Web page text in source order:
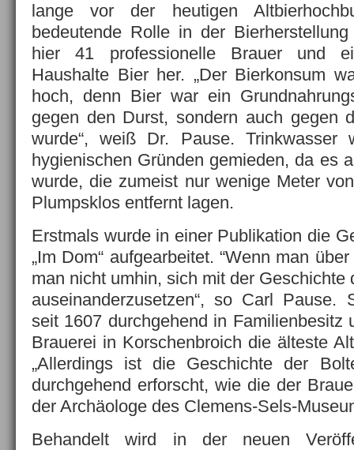
lange vor der heutigen
bedeutende Rolle in der
hier 41 professionelle Brauer und
Haushalte Bier her. „Der Bierkonsum
hoch, denn Bier war ein
gegen den Durst, sondern auch gegen
wurde“, weiß Dr. Pause. Trinkwasser
hygienischen Gründen gemieden, da es
wurde, die zumeist nur wenige Meter
Plumpsklos entfernt lagen.
Erstmals wurde in einer Publikation die
„Im Dom“ aufgearbeitet. “Wenn man
man nicht umhin, sich mit der Geschichte
auseinanderzusetzen“, so Carl Pause.
seit 1607 durchgehend in Familienbesitz
Brauerei in Korschenbroich die älteste
„Allerdings ist die Geschichte der
durchgehend erforscht, wie die der
der Archäologe des Clemens-Sels-
Behandelt wird in der neuen